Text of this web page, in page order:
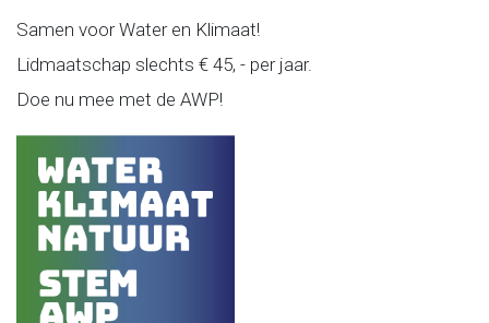
Samen voor Water en Klimaat!
Lidmaatschap slechts € 45, - per jaar.
Doe nu mee met de AWP!